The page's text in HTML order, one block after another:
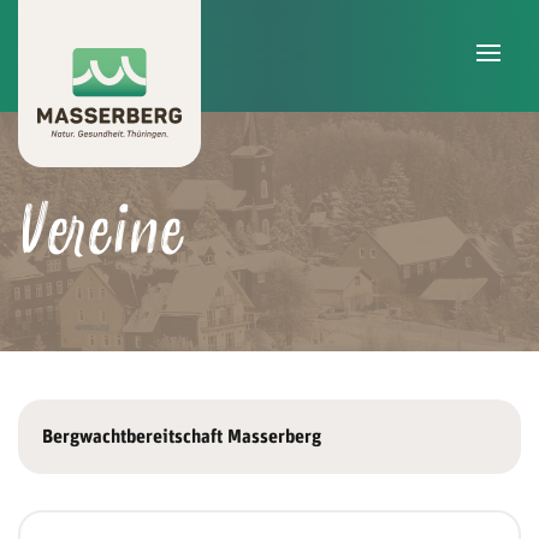
Skip to main content
Vereine
Bergwachtbereitschaft Masserberg